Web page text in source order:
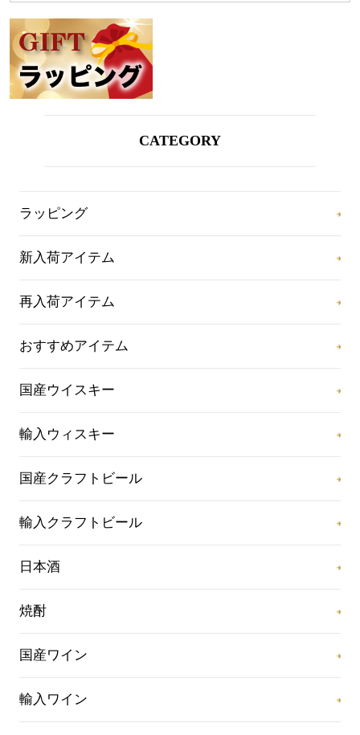
CATEGORY
ラッピング
新入荷アイテム
再入荷アイテム
おすすめアイテム
国産ウイスキー
輸入ウィスキー
国産クラフトビール
輸入クラフトビール
日本酒
焼酎
国産ワイン
輸入ワイン